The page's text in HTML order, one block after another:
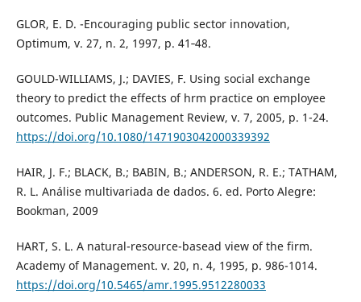
GLOR, E. D. -Encouraging public sector innovation,
Optimum, v. 27, n. 2, 1997, p. 41‐48.
GOULD-WILLIAMS, J.; DAVIES, F. Using social exchange
theory to predict the effects of hrm practice on employee
outcomes. Public Management Review, v. 7, 2005, p. 1-24.
https://doi.org/10.1080/1471903042000339392
HAIR, J. F.; BLACK, B.; BABIN, B.; ANDERSON, R. E.; TATHAM,
R. L. Análise multivariada de dados. 6. ed. Porto Alegre:
Bookman, 2009
HART, S. L. A natural-resource-basead view of the firm.
Academy of Management. v. 20, n. 4, 1995, p. 986-1014.
https://doi.org/10.5465/amr.1995.9512280033